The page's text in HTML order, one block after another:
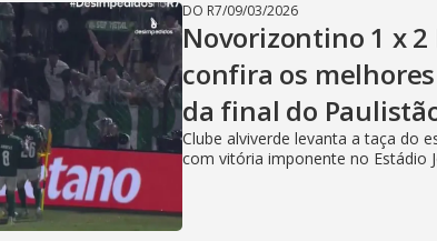
DO R7/09/03/2026
Novorizontino 1 x 2
confira os
da final do
Clube alviverde levanta a taça do
com vitória imponente no Estádio